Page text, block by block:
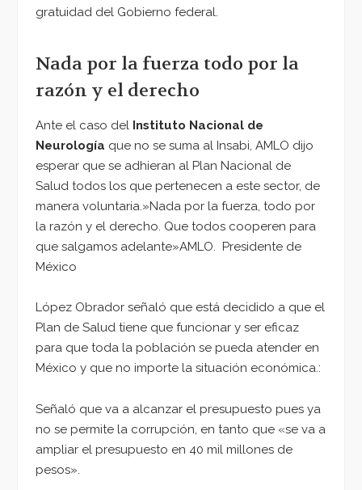
gratuidad del Gobierno federal.
Nada por la fuerza todo por la
razón y el derecho
Ante el caso del Instituto Nacional de
Neurología que no se suma al Insabi, AMLO dijo
esperar que se adhieran al Plan Nacional de
Salud todos los que pertenecen a este sector, de
manera voluntaria.»Nada por la fuerza, todo por
la razón y el derecho. Que todos cooperen para
que salgamos adelante»AMLO. Presidente de
México
López Obrador señaló que está decidido a que el
Plan de Salud tiene que funcionar y ser eficaz
para que toda la población se pueda atender en
México y que no importe la situación económica.:
Señaló que va a alcanzar el presupuesto pues ya
no se permite la corrupción, en tanto que «se va a
ampliar el presupuesto en 40 mil millones de
pesos».